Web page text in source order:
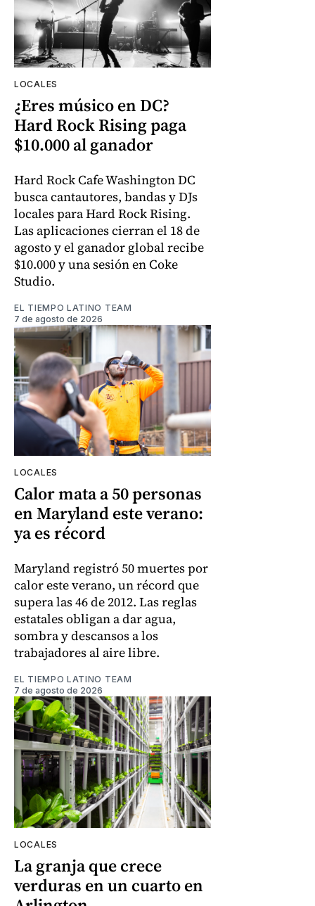
LOCALES
¿Eres músico en DC?
Hard Rock Rising paga
$10.000 al ganador
Hard Rock Cafe Washington DC
busca cantautores, bandas y DJs
locales para Hard Rock Rising.
Las aplicaciones cierran el 18 de
agosto y el ganador global recibe
$10.000 y una sesión en Coke
Studio.
EL TIEMPO LATINO TEAM
7 de agosto de 2026
LOCALES
Calor mata a 50 personas
en Maryland este verano:
ya es récord
Maryland registró 50 muertes por
calor este verano, un récord que
supera las 46 de 2012. Las reglas
estatales obligan a dar agua,
sombra y descansos a los
trabajadores al aire libre.
EL TIEMPO LATINO TEAM
7 de agosto de 2026
LOCALES
La granja que crece
verduras en un cuarto en